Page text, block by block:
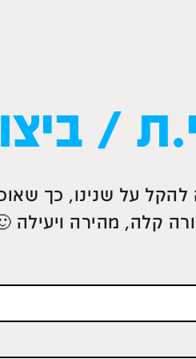
/
במטרה להקל על
קלה, מהירה ויעילה